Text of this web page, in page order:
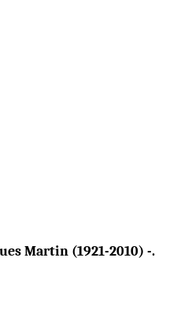
Martin (1921-2010) -.